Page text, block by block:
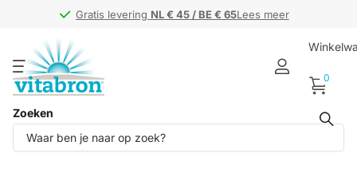
Gratis levering NL € 45 / BE € 65Lees meer
Gratis levering NL € 45 / BE € 65
Zoeken
0
Producten (1)